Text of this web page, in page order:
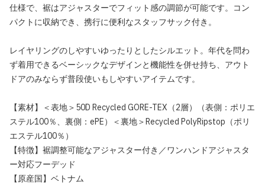
仕様で、裾はアジャスターでフィット感の調節が可能です。コン
パクトに収納でき、携行に便利なスタッフサック付き。
レイヤリングのしやすいゆったりとしたシルエット。年代を問わ
ず着用できるベーシックなデザインと機能性を併せ持ち、アウト
ドアのみならず普段使いもしやすいアイテムです。
【素材】＜表地＞50D Recycled GORE-TEX（2層）（表側：ポリエ
ステル100％、裏側：ePE）＜裏地＞Recycled PolyRipstop（ポリ
エステル100％）
【特徴】裾調整可能なアジャスター付き／ワンハンドアジャスタ
ー対応フーデッド
【原産国】ベトナム